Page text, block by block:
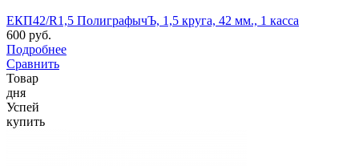
ЕКП42/R1,5 ПолиграфычЪ, 1,5 круга, 42 мм., 1 касса
600 руб.
Подробнее
Сравнить
Товар
дня
Успей
купить